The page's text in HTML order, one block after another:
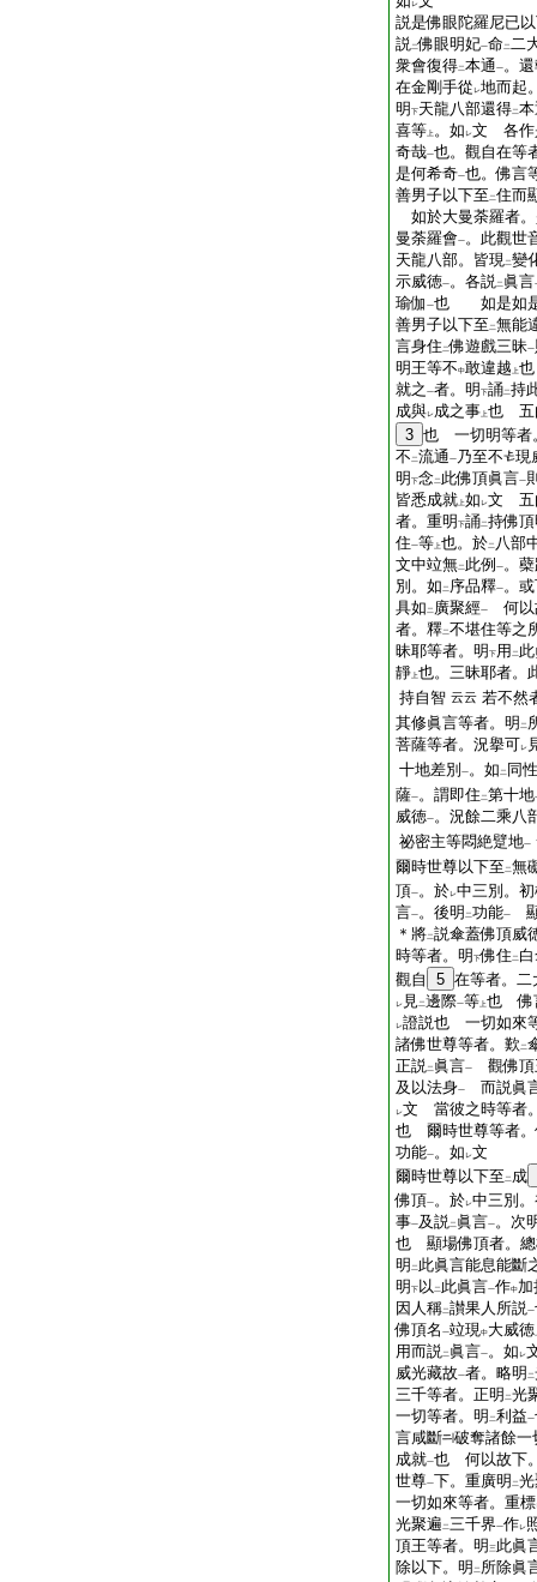
レ
説是佛眼陀羅尼已
説二佛眼明妃一命 二二
衆會復得二本通一。
在金剛手從 レ地而起
明 下天龍八部還得二
喜等 上 。如 レ文 各作
奇哉一也。觀自在等
是何希奇一也。佛言
善男子以下至 二住而
如於大曼荼羅者
曼荼羅會一。此觀世
天龍八部。皆現二變
示威徳一。各説二 眞言
瑜伽 一也 如是如是
善男子以下至 二無能
言身住 二佛遊戲三昧一
明王等不中敢違越 上
就之 一者。明 下誦二持
成與レ成之事 上也 五
3 也 一切明等者
不 二流通一 乃至不
現
明 下念二 此佛頂眞言一
皆悉成就 上如 レ文 五
者。重明 下誦二持佛
住一等 上也。於二 八部
文中竝無二 此例 一。
別。如 二 序品釋一。
具如 二 廣聚經一
何以
者。釋二不堪住等之
昧耶等者。明 下用 二
靜 上也。三昧耶者。
持自智 云云 若不然
其修眞言等者。明 二
菩薩等者。況擧可レ
十地差別 一。如 二 同
薩一。謂即住 二第十地
威徳一。況餘二乘八
祕密主等悶絶躄地一
爾時世尊以下至 二無
頂一。於レ中三別。
言一。後明 二功能一
＊將二説傘蓋佛頂威
時等者。明 下佛住 二
觀自
5 在等者。二
レ 見二邊際一等 上也 佛
レ證説也 一切如來
諸佛世尊等者。歎 二
正説二 眞言一
觀佛頂
及以法身一 而説眞
レ文 當彼之時等者
也 爾時世尊等者。
功能一。如 レ文
爾時世尊以下至 二 成
佛頂一。於レ中三別
事一及説二 眞言一。次
也 顯場佛頂者。
明 二 此眞言能息能斷
明 下 以 二 此眞言一作中加
因人稱二讃果人所説一
佛頂名 一竝現中大威徳
用而説二 眞言一。如 レ
威光藏故一者。略明 二
三千等者。正明 二光
一切等者。明 二利益一
言咸斷
破奪諸餘一
成就一也 何以故下
世尊一下。重廣明 二
一切如來等者。重標
光聚遍 二三千界一作レ
頂王等者。明 三此眞
除以下。明 二 所除眞